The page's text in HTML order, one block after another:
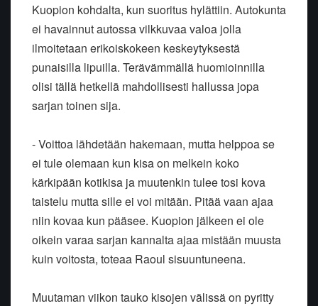
Kuopion kohdalta, kun suoritus hylättiin. Autokunta
ei havainnut autossa vilkkuvaa valoa jolla
ilmoitetaan erikoiskokeen keskeytyksestä
punaisilla lipuilla. Terävämmällä huomioinnilla
olisi tällä hetkellä mahdollisesti hallussa jopa
sarjan toinen sija.
- Voittoa lähdetään hakemaan, mutta helppoa se
ei tule olemaan kun kisa on melkein koko
kärkipään kotikisa ja muutenkin tulee tosi kova
taistelu mutta sille ei voi mitään. Pitää vaan ajaa
niin kovaa kun pääsee. Kuopion jälkeen ei ole
oikein varaa sarjan kannalta ajaa mistään muusta
kuin voitosta, toteaa Raoul sisuuntuneena.
Muutaman viikon tauko kisojen välissä on pyritty